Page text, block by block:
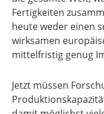
Fertigkeiten
heute weder einen
wirksamen
mittelfristig genug
Jetzt müssen